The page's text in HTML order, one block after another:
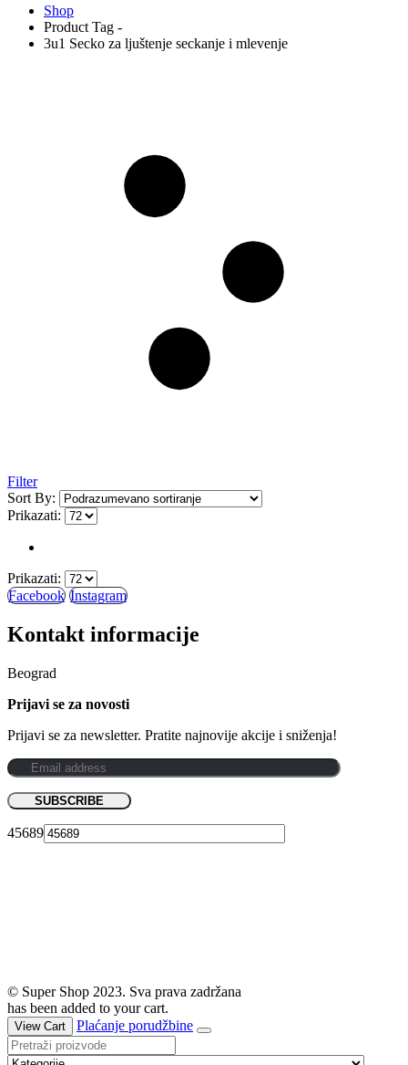
Shop
Product Tag -
3u1 Secko za ljuštenje seckanje i mlevenje
Filter
Sort By:
Prikazati:
Prikazati:
Facebook Instagram
Kontakt informacije
Beograd
Prijavi se za novosti
Prijavi se za newsletter. Pratite najnovije akcije i sniženja!
45689
© Super Shop 2023. Sva prava zadržana
has been added to your cart.
View Cart Plaćanje porudžbine